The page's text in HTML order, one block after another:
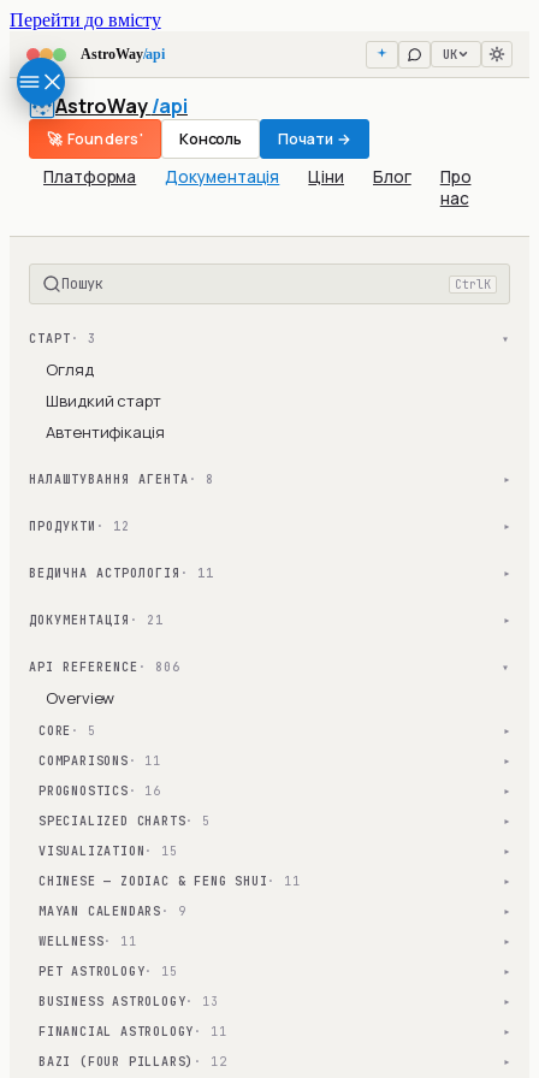
Перейти до вмісту
AstroWay/api UK
AstroWay/api
Платформа Документація Ціни Блог
Про
нас
🚀 Founders' Консоль Почати →
Пошук Ctrl K
СТАРТ · 3 ▾
Огляд
Швидкий старт
Автентифікація
НАЛАШТУВАННЯ АГЕНТА · 8 ▾
ПРОДУКТИ · 12 ▾
ВЕДИЧНА АСТРОЛОГІЯ · 11 ▾
ДОКУМЕНТАЦІЯ · 21 ▾
API REFERENCE · 806 ▾
Overview
CORE · 5 ▾
COMPARISONS · 11 ▾
PROGNOSTICS · 16 ▾
SPECIALIZED CHARTS· 5 ▾
VISUALIZATION · 15 ▾
CHINESE — ZODIAC & FENG SHUI · 11 ▾
MAYAN CALENDARS · 9 ▾
WELLNESS· 11 ▾
PET ASTROLOGY· 15 ▾
BUSINESS ASTROLOGY· 13 ▾
FINANCIAL ASTROLOGY · 11 ▾
BAZI (FOUR PILLARS) · 12 ▾